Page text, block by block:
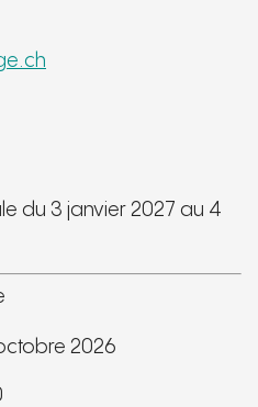
du 3 janvier 2027 au 4
2026